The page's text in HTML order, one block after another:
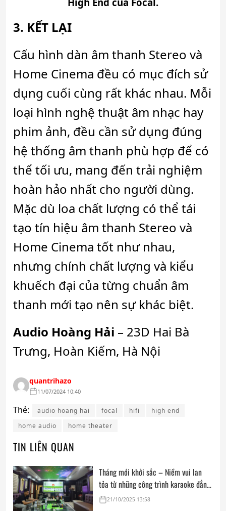
3. KẾT LẠI
Cấu hình dàn âm thanh Stereo và
Home Cinema đều có mục đích sử
dụng cuối cùng rất khác nhau. Mỗi
loại hình nghệ thuật âm nhạc hay
phim ảnh, đều cần sử dụng đúng
hệ thống âm thanh phù hợp để có
thể tối ưu, mang đến trải nghiệm
hoàn hảo nhất cho người dùng.
Mặc dù loa chất lượng có thể tái
tạo tín hiệu âm thanh Stereo và
Home Cinema tốt như nhau,
nhưng chính chất lượng và kiểu
khuếch đại của từng chuẩn âm
thanh mới tạo nên sự khác biệt.
Audio Hoàng Hải – 23D Hai Bà
Trưng, Hoàn Kiếm, Hà Nội
quantrihazo
11/07/2024 10:40
Thẻ: audio hoang hai focal hifi
high end
home audio
home theater
TIN LIÊN QUAN
Tháng mới khởi sắc – Niềm vui lan
tỏa từ những công trình karaoke đẳng
cấp của Audio Hoàng Hải
21/10/2025 13:58